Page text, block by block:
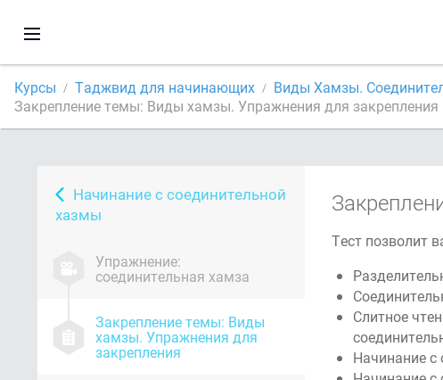
Курсы Таджвид для начинающих Виды Хамзы.
Закрепление темы: Виды хамзы. Упражнения для закрепления
Начинание с соединительной
хазмы
Упражнение:
соединительная хамза
Закрепление темы: Виды
хамзы. Упражнения для
закрепления
Тест позволит
Слитное
Начинание с